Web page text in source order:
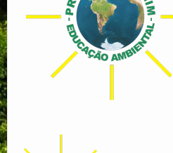
Contato